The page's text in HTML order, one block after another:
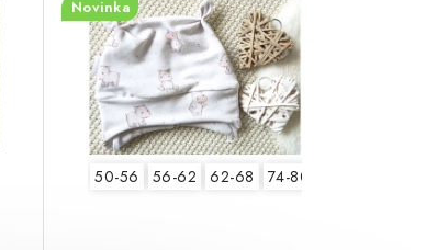
Novinka
50-56 56-62 62-68 74-80